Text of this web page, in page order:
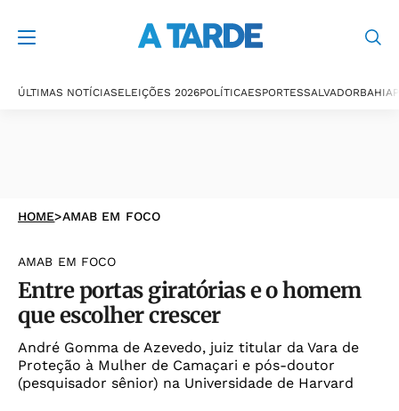
ÚLTIMAS NOTÍCIASELEIÇÕES 2026POLÍTICAESPORTESSALVADORBAHIA
HOME>AMAB EM FOCO
AMAB EM FOCO
Entre portas giratórias e o homem
que escolher crescer
André Gomma de Azevedo, juiz titular da Vara de
Proteção à Mulher de Camaçari e pós-doutor
(pesquisador sênior) na Universidade de Harvard